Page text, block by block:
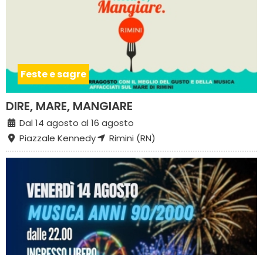
Feste e sagre
DIRE, MARE, MANGIARE
Dal 14 agosto al 16 agosto
Piazzale Kennedy
Rimini (RN)